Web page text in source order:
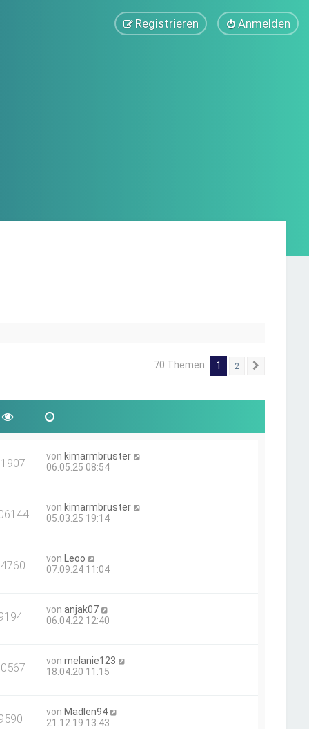
Anmelden
Registrieren
70 Themen 1 2
von kimarmbruster
06.05.25 08:54
von kimarmbruster
05.03.25 19:14
von
Leoo
07.09.24 11:04
vonanjak07
06.04.22 12:40
vonmelanie123
18.04.20 11:15
von Madlen94
21.12.19 13:43